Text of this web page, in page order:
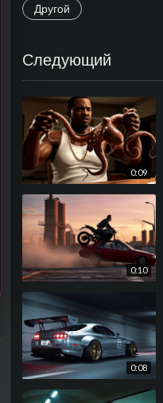
Другой
Следующий
0:09
0:10
0:08